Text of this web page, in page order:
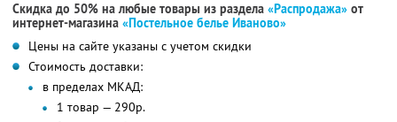
Скидка до 50% на любые товары из раздела «Распродажа» от
интернет-магазина «Постельное белье Иваново»
Цены на сайте указаны с учетом скидки
Стоимость доставки:
в пределах МКАД:
1 товар — 290р.